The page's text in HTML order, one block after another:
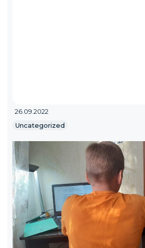
26.09.2022
Uncategorized